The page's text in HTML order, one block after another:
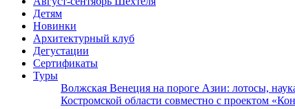
Детям
Новинки
Архитектурный клуб
Дегустации
Сертификаты
Туры
Волжская Венеция на пороге Азии: лотосы,
Костромской области совместно с проектом